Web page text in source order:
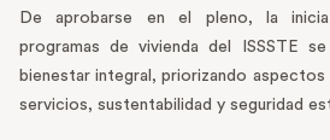
De aprobarse en el pleno, la
programas de vivienda del ISSSTE
bienestar integral, priorizando
servicios, sustentabilidad y seguridad